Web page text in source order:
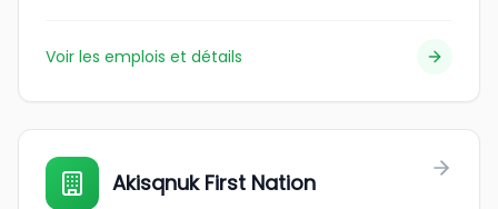
Voir les emplois et détails
Akisqnuk First Nation